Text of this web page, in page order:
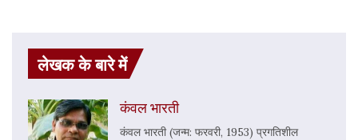
लेखक के बारे में
कंवल भारती
कंवल भारती (जन्म: फरवरी, 1953) प्रगतिशील